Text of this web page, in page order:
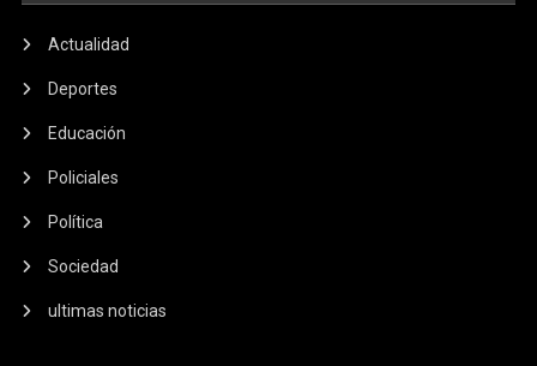
Actualidad
Deportes
Educación
Policiales
Política
Sociedad
ultimas noticias